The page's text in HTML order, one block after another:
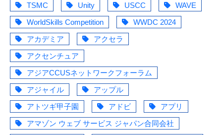
TSMC
Unity USCC
WAVE
WorldSkills Competition
WWDC 2024
アカデミア
アクセラ
アクセンチュア
アジアCCUSネットワークフォーラム
アジャイル
アップル
アトツギ甲子園
アドビ
アプリ
アマゾン ウェブ サービス ジャパン合同会社